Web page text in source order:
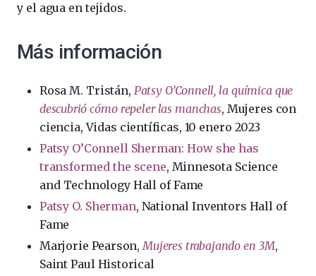
y el agua en tejidos.
Más información
Rosa M. Tristán, Patsy O’Connell, la química que
descubrió cómo repeler las manchas, Mujeres con
ciencia, Vidas científicas, 10 enero 2023
Patsy O’Connell Sherman: How she has
transformed the scene, Minnesota Science
and Technology Hall of Fame
Patsy O. Sherman, National Inventors Hall of
Fame
Marjorie Pearson,Mujeres trabajando en 3M,
Saint Paul Historical